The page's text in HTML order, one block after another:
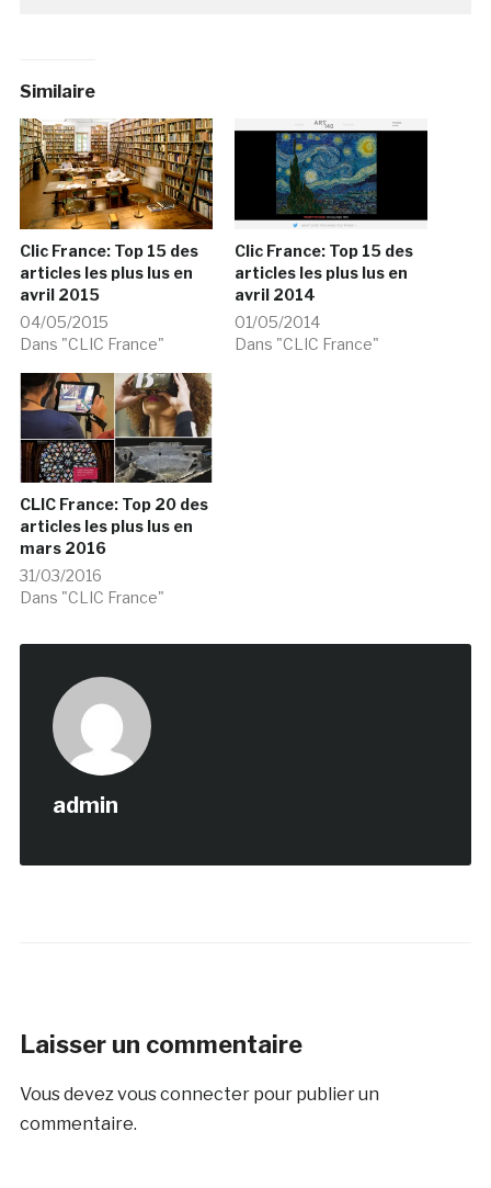
Similaire
Clic France: Top 15 des
articles les plus lus en
avril 2015
04/05/2015
Dans "CLIC France"
Clic France: Top 15 des
articles les plus lus en
avril 2014
01/05/2014
Dans "CLIC France"
CLIC France: Top 20 des
articles les plus lus en
mars 2016
31/03/2016
Dans "CLIC France"
admin
Laisser un commentaire
Vous devezvous connecterpour publier un
commentaire.